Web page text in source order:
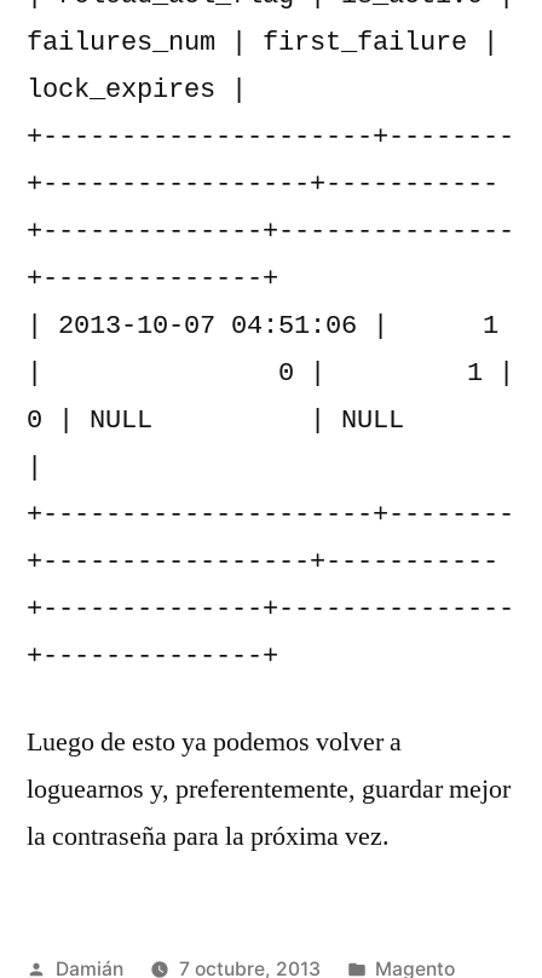
failures_num | first_failure |
lock_expires |
+---------------------+--------
+-----------------+-----------
+--------------+---------------
+--------------+
| 2013-10-07 04:51:06 |      1
|               0 |         1 |
0 | NULL          | NULL
+---------------------+--------
+-----------------+-----------
+--------------+---------------
+--------------+
Luego de esto ya podemos volver a
loguearnos y, preferentemente, guardar mejor
la contraseña para la próxima vez.
Publicado
Damián 7 octubre, 2013 Publicado
Magento